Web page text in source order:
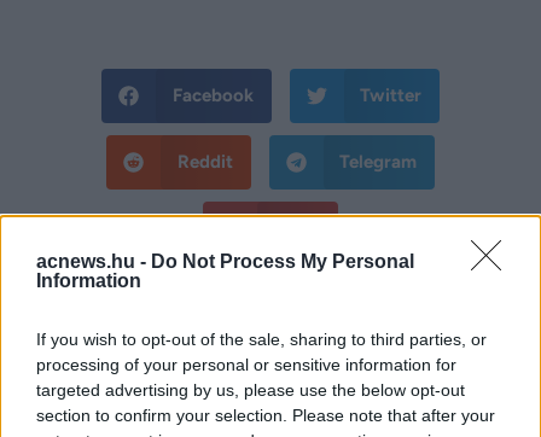
acnews.hu - Do Not Process My Personal
Information
If you wish to opt-out of the sale, sharing to third parties, or
processing of your personal or sensitive information for
targeted advertising by us, please use the below opt-out
section to confirm your selection. Please note that after your
Facebook Twitter
Reddit Telegram
Hirdetés